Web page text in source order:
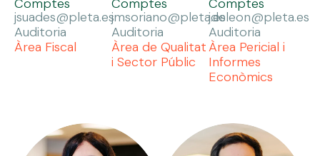
jsuades@pleta.es
Auditoria
Àrea Fiscal
jmsoriano@pleta.es
Auditoria
Àrea de Qualitat
i Sector Públic
jdeleon@pleta.es
Auditoria
Àrea Pericial i
Informes
Econòmics